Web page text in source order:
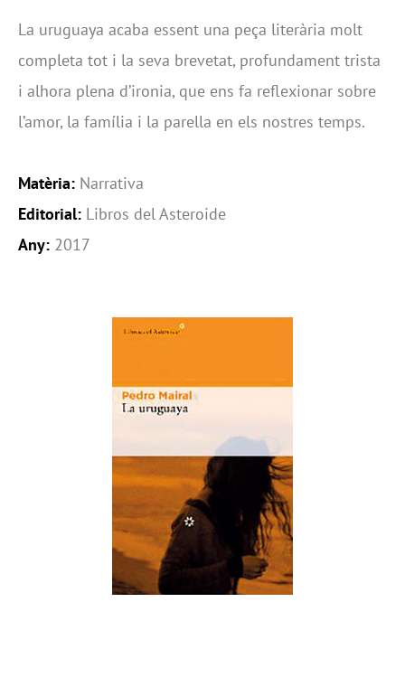
La uruguaya acaba essent una peça literària molt
completa tot i la seva brevetat, profundament trista
i alhora plena d’ironia, que ens fa reflexionar sobre
l’amor, la família i la parella en els nostres temps.
Matèria: Narrativa
Editorial: Libros del Asteroide
Any: 2017